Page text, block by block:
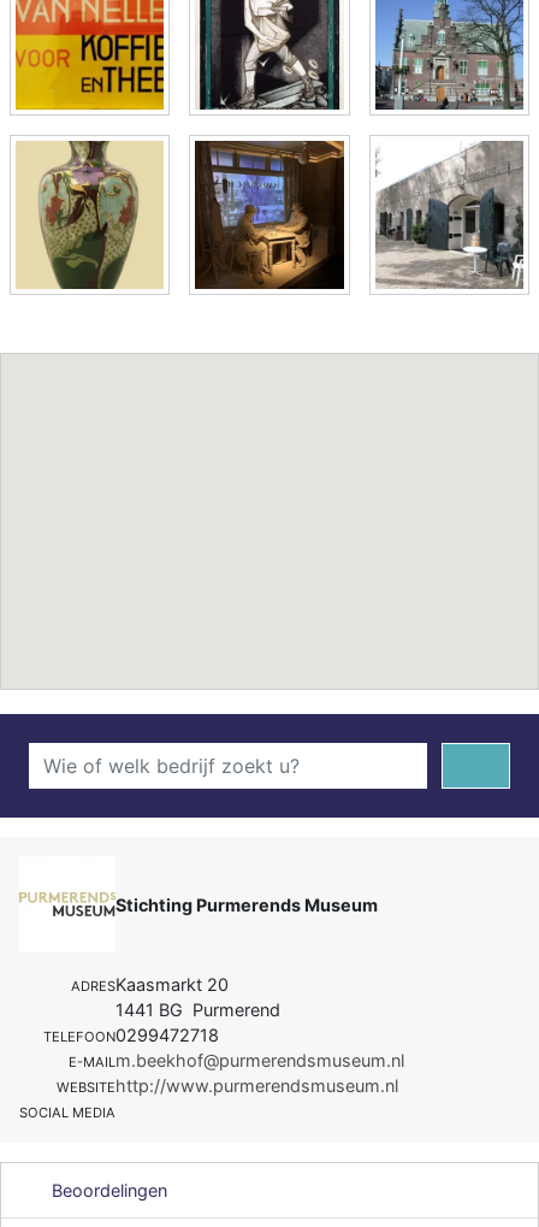
Stichting Purmerends Museum
ADRESKaasmarkt 20
1441 BG Purmerend
TELEFOON0299472718
E-MAILm.beekhof@purmerendsmuseum.nl
WEBSITEhttp://www.purmerendsmuseum.nl
SOCIAL MEDIA
Beoordelingen